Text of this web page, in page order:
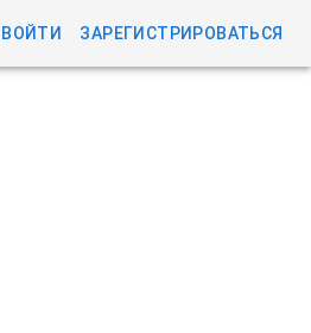
ВОЙТИ ЗАРЕГИСТРИРОВАТЬСЯ